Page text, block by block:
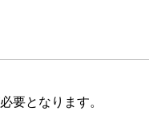
要となります。